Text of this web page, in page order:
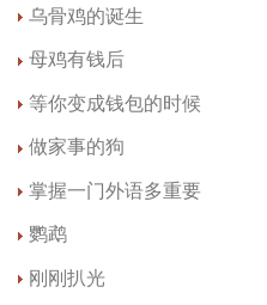
乌骨鸡的诞生
母鸡有钱后
等你变成钱包的时候
做家事的狗
掌握一门外语多重要
鹦鹉
刚刚扒光